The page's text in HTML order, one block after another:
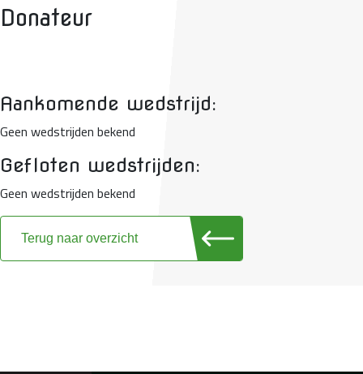
Donateur
Aankomende wedstrijd:
Geen wedstrijden bekend
Gefloten wedstrijden:
Geen wedstrijden bekend
Terug naar overzicht